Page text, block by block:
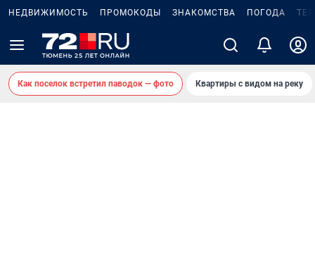
НЕДВИЖИМОСТЬ ПРОМОКОДЫ ЗНАКОМСТВА ПОГОДА
Как поселок встретил паводок — фото Квартиры с видом на реку